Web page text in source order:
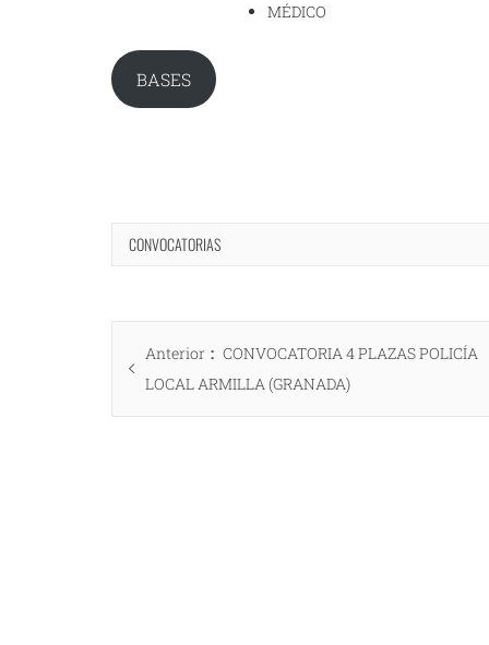
MÉDICO
BASES
CONVOCATORIAS
Navegación
de Anterior
Entrada
anterior:
CONVOCATORIA 4 PLAZAS POLICÍA
LOCAL ARMILLA (GRANADA)